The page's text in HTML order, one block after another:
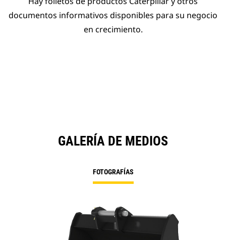
documentos informativos disponibles para su negocio
en crecimiento.
GALERÍA DE MEDIOS
FOTOGRAFÍAS